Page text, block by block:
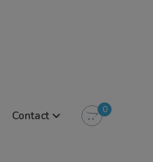
Contact 0